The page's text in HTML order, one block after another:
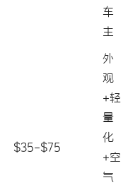
车
主
$35-$75
外
观
+轻
量
化
+空
气